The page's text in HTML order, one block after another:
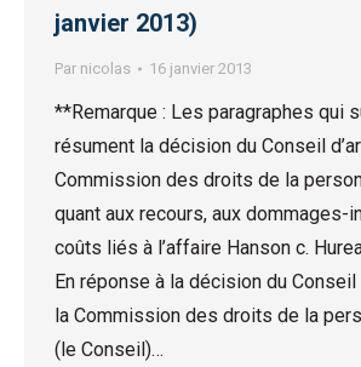
janvier 2013)
Par nicolas 16 janvier 2013
**Remarque : Les paragraphes qui
résument la décision du Conseil
Commission des droits de la
quant aux recours, aux dommages-
coûts liés à l’affaire Hanson c.
En réponse à la décision du Conseil
la Commission des droits de la
(le Conseil)…